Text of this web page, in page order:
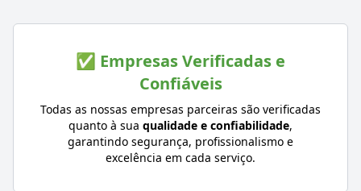
✅ Empresas Verificadas e
Confiáveis
Todas as nossas empresas parceiras são verificadas
quanto à sua qualidade e confiabilidade,
garantindo segurança, profissionalismo e
excelência em cada serviço.